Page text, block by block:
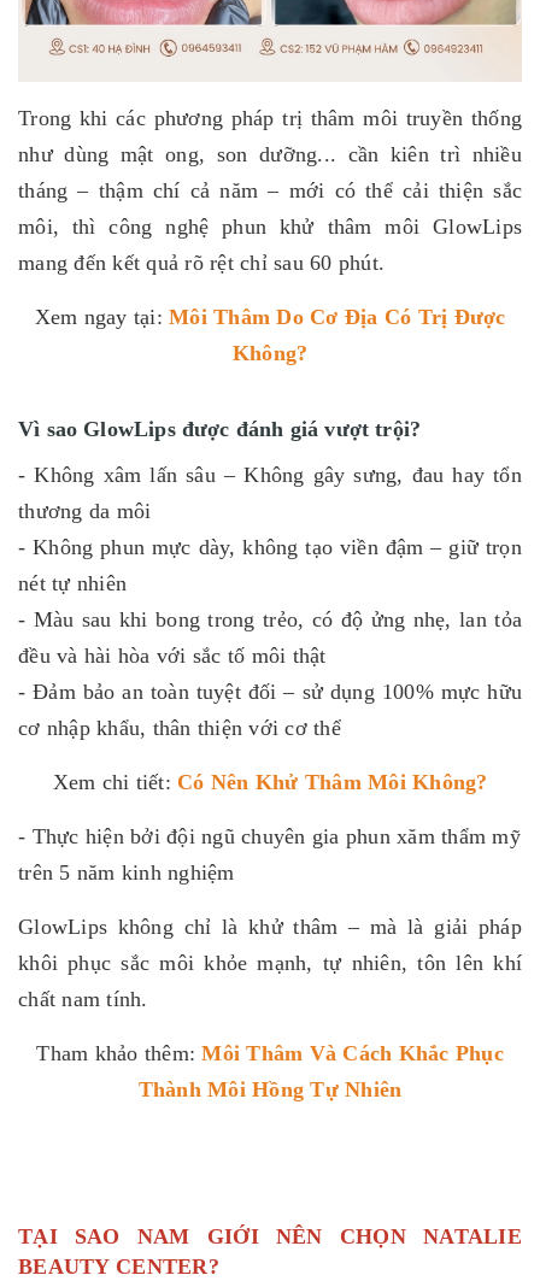
Trong khi các phương pháp trị thâm môi truyền thống
như dùng mật ong, son dưỡng... cần kiên trì nhiều
tháng – thậm chí cả năm – mới có thể cải thiện sắc
môi, thì công nghệ phun khử thâm môi GlowLips
mang đến kết quả rõ rệt chỉ sau 60 phút.
Xem ngay tại: Môi Thâm Do Cơ Địa Có Trị Được
Không?
Vì sao GlowLips được đánh giá vượt trội?
- Không xâm lấn sâu – Không gây sưng, đau hay tổn
thương da môi
- Không phun mực dày, không tạo viền đậm – giữ trọn
nét tự nhiên
- Màu sau khi bong trong trẻo, có độ ửng nhẹ, lan tỏa
đều và hài hòa với sắc tố môi thật
- Đảm bảo an toàn tuyệt đối – sử dụng 100% mực hữu
cơ nhập khẩu, thân thiện với cơ thể
Xem chi tiết: Có Nên Khử Thâm Môi Không?
- Thực hiện bởi đội ngũ chuyên gia phun xăm thẩm mỹ
trên 5 năm kinh nghiệm
GlowLips không chỉ là khử thâm – mà là giải pháp
khôi phục sắc môi khỏe mạnh, tự nhiên, tôn lên khí
chất nam tính.
Tham khảo thêm:Môi Thâm Và Cách Khắc Phục
Thành Môi Hồng Tự Nhiên
TẠI SAO NAM GIỚI NÊN CHỌN NATALIE
BEAUTY CENTER?